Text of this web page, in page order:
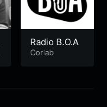
Radio B.O.A
Corlab